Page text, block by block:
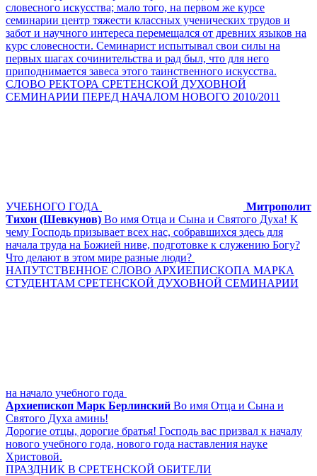
словесного искусства; мало того, на первом же курсе
семинарии центр тяжести классных ученических трудов и
забот и научного интереса перемещался от древних языков на
курс словесности. Семинарист испытывал свои силы на
первых шагах сочинительства и рад был, что для него
приподнимается завеса этого таинственного искусства.
СЛОВО РЕКТОРА СРЕТЕНСКОЙ ДУХОВНОЙ
СЕМИНАРИИ ПЕРЕД НАЧАЛОМ НОВОГО 2010/2011
УЧЕБНОГО ГОДА
Митрополит
Тихон (Шевкунов) Во имя Отца и Сына и Святого Духа! К
чему Господь призывает всех нас, собравшихся здесь для
начала труда на Божией ниве, подготовке к служению Богу?
Что делают в этом мире разные люди?
НАПУТСТВЕННОЕ СЛОВО АРХИЕПИСКОПА МАРКА
СТУДЕНТАМ СРЕТЕНСКОЙ ДУХОВНОЙ СЕМИНАРИИ
на начало учебного года
Архиепископ Марк Берлинский Во имя Отца и Сына и
Святого Духа аминь!
Дорогие отцы, дорогие братья! Господь вас призвал к началу
нового учебного года, нового года наставления науке
Христовой.
ПРАЗДНИК В СРЕТЕНСКОЙ ОБИТЕЛИ